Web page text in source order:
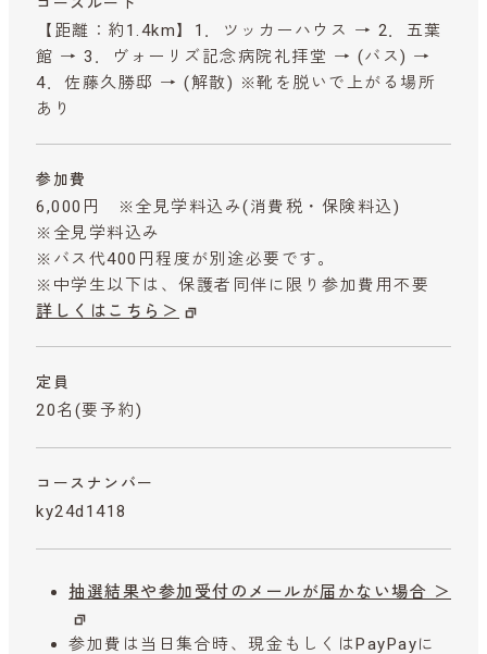
【距離：約1.4km】1．ツッカーハウス → 2．五葉
館 → 3．ヴォーリズ記念病院礼拝堂 → (バス) →
4．佐藤久勝邸 → (解散) ※靴を脱いで上がる場所
あり
参加費
6,000円 ※全見学料込み(消費税・保険料込)
※全見学料込み
※バス代400円程度が別途必要です。
※中学生以下は、保護者同伴に限り参加費用不要
詳しくはこちら＞
定員
20名(要予約)
コースナンバー
ky24d1418
抽選結果や参加受付のメールが届かない場合 ＞
参加費は当日集合時、現金もしくはPayPayに